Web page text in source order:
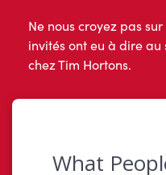
Ne nous croyez pas
invités ont eu à dire
chez Tim Hortons.